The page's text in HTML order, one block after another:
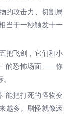
的攻击力、切割属
当于一秒触发十一
把飞剑，它们和小
”的恐怖场面——你
能把打死的怪物变
越多。刷怪就像滚